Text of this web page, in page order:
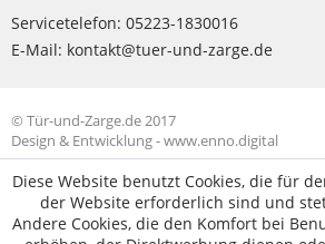
Servicetelefon: 05223-1830016
E-Mail: kontakt@tuer-und-zarge.de
© Tür-und-Zarge.de 2017
Design & Entwicklung -www.enno.digital
Diese Website benutzt Cookies, die für
der Website erforderlich sind und
Andere Cookies, die den Komfort bei